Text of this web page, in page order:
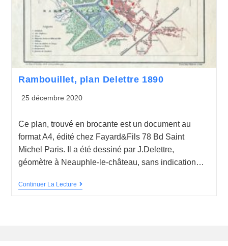
Rambouillet, plan Delettre 1890
25 décembre 2020
Ce plan, trouvé en brocante est un document au
format A4, édité chez Fayard&Fils 78 Bd Saint
Michel Paris. Il a été dessiné par J.Delettre,
géomètre à Neauphle-le-château, sans indication…
Continuer La Lecture